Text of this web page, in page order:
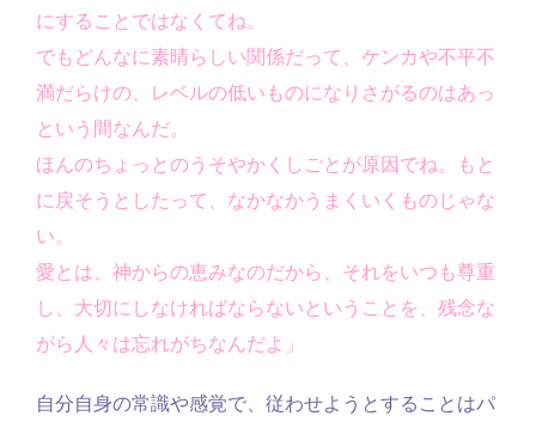
にすることではなくてね。
でもどんなに素晴らしい関係だって、ケンカや不平不
満だらけの、レベルの低いものになりさがるのはあっ
という間なんだ。
ほんのちょっとのうそやかくしごとが原因でね。もと
に戻そうとしたって、なかなかうまくいくものじゃな
い。
愛とは、神からの恵みなのだから、それをいつも尊重
し、大切にしなければならないということを、残念な
がら人々は忘れがちなんだよ」
自分自身の常識や感覚で、従わせようとすることはパ